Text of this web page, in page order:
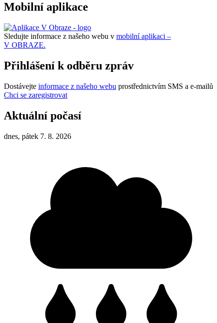
Mobilní aplikace
Sledujte informace z našeho webu v mobilní aplikaci –
V OBRAZE.
Přihlášení k odběru zpráv
Dostávejte informace z našeho webu prostřednictvím SMS a e-mailů
Chci se zaregistrovat
Aktuální počasí
dnes, pátek 7. 8. 2026